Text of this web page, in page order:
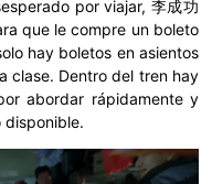
por viajar, 李成功
que le compre un boleto
hay boletos en asientos
clase. Dentro del tren hay
abordar rápidamente y
disponible.